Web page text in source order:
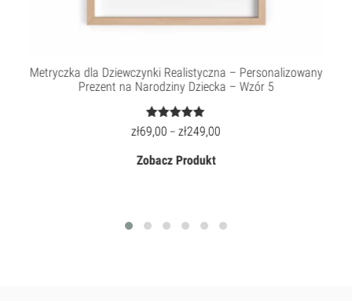
Metryczka dla Dziewczynki Realistyczna – Personalizowany
Prezent na Narodziny Dziecka – Wzór 5
Oceniony
5.00
na 5.
zł69,00 – zł249,00
Zobacz Produkt